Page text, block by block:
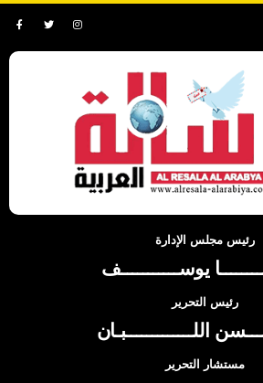
رئيس مجلس الإدارة
يوســـــــــــف
رئيس التحرير
اللـــــــــــــبـان
مستشار التحرير